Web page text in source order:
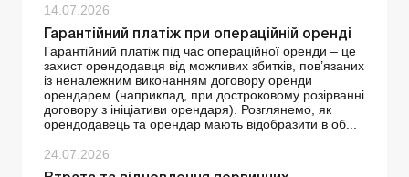
14.07.2026
Гарантійний платіж при операційній оренді
Гарантійний платіж під час операційної оренди – це
захист орендодавця від можливих збитків, пов’язаних
із неналежним виконанням договору оренди
орендарем (наприклад, при достроковому розірванні
договору з ініціативи орендаря). Розглянемо, як
орендодавець та орендар мають відобразити в об...
24.07.2026